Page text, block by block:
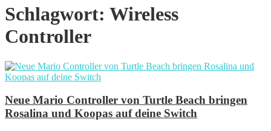
Schlagwort: Wireless
Controller
Neue Mario Controller von Turtle Beach bringen
Rosalina und Koopas auf deine Switch